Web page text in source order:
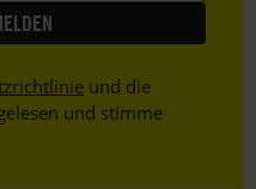
und die
und stimme